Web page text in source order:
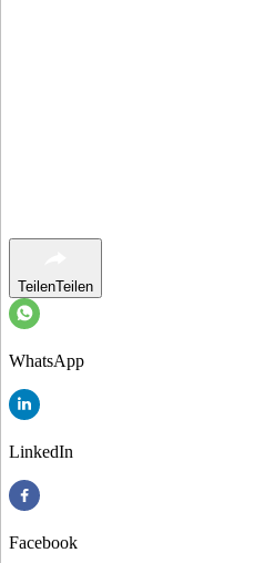
TeilenTeilen
WhatsApp
LinkedIn
Facebook